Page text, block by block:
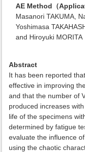
AE Method（
Masanori TAKUMA,
Yoshimasa
and Hiroyuki MORITA
Abstract
It has been reported
effective in improving
and that the number of
produced increases
life of the specimens
determined by fatigue
evaluate the influence
using the chaotic